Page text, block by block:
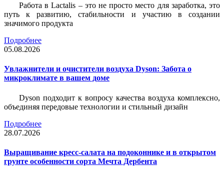
Работа в Lactalis – это не просто место для заработка, это
путь к развитию, стабильности и участию в создании
значимого продукта
Подробнее
05.08.2026
Увлажнители и очистители воздуха Dyson: Забота о
микроклимате в вашем доме
Dyson подходит к вопросу качества воздуха комплексно,
объединяя передовые технологии и стильный дизайн
Подробнее
28.07.2026
Выращивание кресс-салата на подоконнике и в открытом
грунте особенности сорта Мечта Дербента